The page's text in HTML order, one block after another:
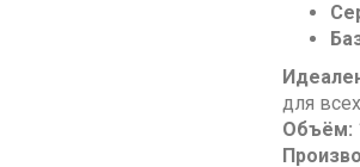
для
Объём: